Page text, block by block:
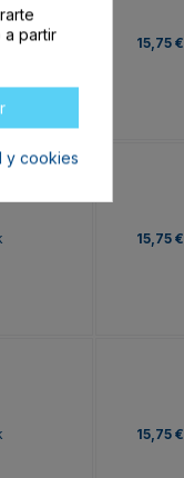
15,75 €
15,75 €
15,75 €
a partir
y cookies